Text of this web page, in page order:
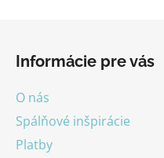
Informácie pre vás
O nás
Spálňové inšpirácie
Platby